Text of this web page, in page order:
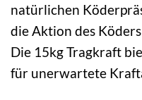
natürlichen
die Aktion des
Die 15kg Tragkraft
für unerwartete